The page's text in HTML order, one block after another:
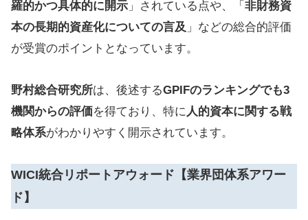
羅的かつ具体的に開示 」されている点や、「 非財務資
本の長期的資産化についての言及 」などの総合的評価
が受賞のポイントとなっています。
野村総合研究所は、後述するGPIFのランキングでも3
機関からの評価を得ており、特に人的資本に関する戦
略体系がわかりやすく開示されています。
WICI統合リポートアウォード 【業界団体系アワー
ド】